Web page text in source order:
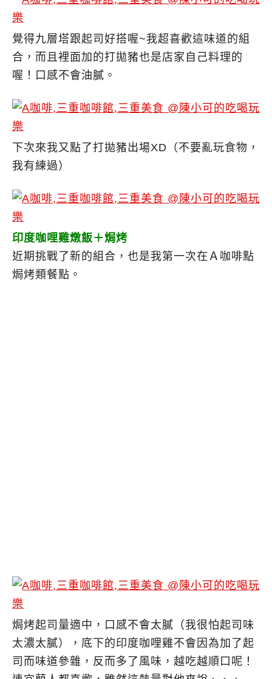
覺得九層塔跟起司好搭喔~我超喜歡這味道的組
合，而且裡面加的打拋豬也是店家自己料理的
喔！口感不會油膩。
下次來我又點了打拋豬出場XD（不要亂玩食物，
我有練過）
印度咖哩雞燉飯＋焗烤
近期挑戰了新的組合，也是我第一次在Ａ咖啡點
焗烤類餐點。
焗烤起司量適中，口感不會太膩（我很怕起司味
太濃太膩），底下的印度咖哩雞不會因為加了起
司而味道參雜，反而多了風味，越吃越順口呢！